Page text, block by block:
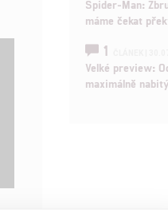
Spider-Man:
máme čekat
1
Velké preview:
maximálně